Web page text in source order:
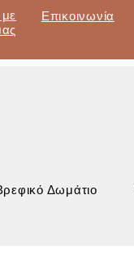
με
Επικοινωνία
- Βρεφανάπτυξη
Δωμάτιο